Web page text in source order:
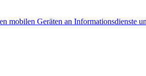
mobilen Geräten an Informationsdienste